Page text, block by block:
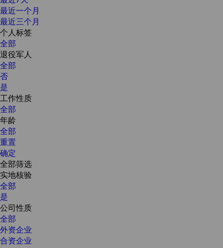
最近一个月
最近三个月
个人标签
全部
退役军人
全部
否
是
工作性质
全部
年龄
全部
重置
确定
全部筛选
实地核验
全部
是
公司性质
全部
外资企业
合资企业